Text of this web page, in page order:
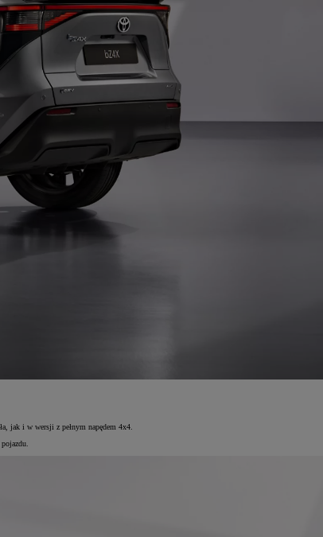
jak i w wersji z pełnym napędem 4x4.